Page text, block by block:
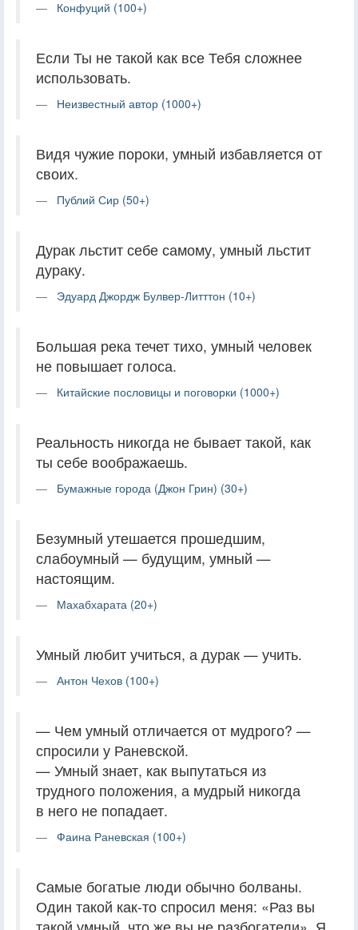
Конфуций (100+)
Если Ты не такой как все Тебя сложнее
использовать.
Неизвестный автор (1000+)
Видя чужие пороки, умный избавляется от
своих.
Публий Сир (50+)
Дурак льстит себе самому, умный льстит
дураку.
Эдуард Джордж Булвер-Литттон (10+)
Большая река течет тихо, умный человек
не повышает голоса.
Китайские пословицы и поговорки (1000+)
Реальность никогда не бывает такой, как
ты себе воображаешь.
Бумажные города (Джон Грин) (30+)
Безумный утешается прошедшим,
слабоумный — будущим, умный —
настоящим.
Махабхарата (20+)
Умный любит учиться, а дурак — учить.
Антон Чехов (100+)
— Чем умный отличается от мудрого? —
спросили у Раневской.
— Умный знает, как выпутаться из
трудного положения, а мудрый никогда
в него не попадает.
Фаина Раневская (100+)
Самые богатые люди обычно болваны.
Один такой как-то спросил меня: «Раз вы